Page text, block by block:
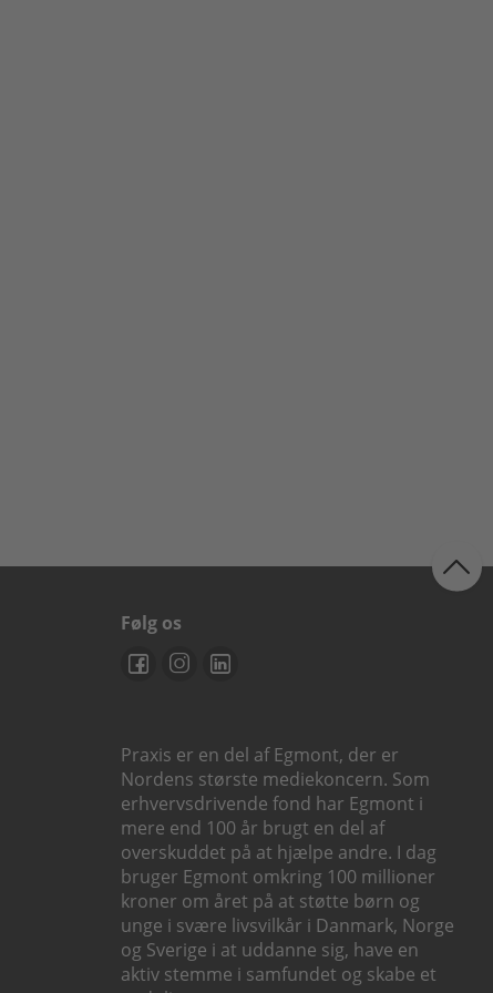
Følg os
Praxis er en del af Egmont, der er
Nordens største mediekoncern. Som
erhvervsdrivende fond har Egmont i
mere end 100 år brugt en del af
overskuddet på at hjælpe andre. I dag
bruger Egmont omkring 100 millioner
kroner om året på at støtte børn og
unge i svære livsvilkår i Danmark, Norge
og Sverige i at uddanne sig, have en
aktiv stemme i samfundet og skabe et